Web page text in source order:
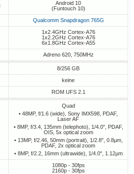
Android 10
(Funtouch 10)
Qualcomm Snapdragon 765G
1x2.4GHz Cortex-A76
1x2.2GHz Cortex-A76
6x1.8GHz Cortex-A55
Adreno 620, 750MHz
8/256 GB
keine
ROM UFS 2.1
Quad
• 48MP, f/1.6 (wide), Sony IMX598, PDAF,
Laser AF
• 8MP, f/3.4, 135mm (telephoto), 1/4.0", PDAF,
OIS, 5x optical zoom
• 13MP, f/2.46, 50mm (portrait), 1/2.8", 0.8µm,
PDAF, 2x optical zoom
• 8MP, f/2.2, 16mm (ultrawide), 1/4.0", 1.12µm
1080p - 30fps
2160p - 30fps